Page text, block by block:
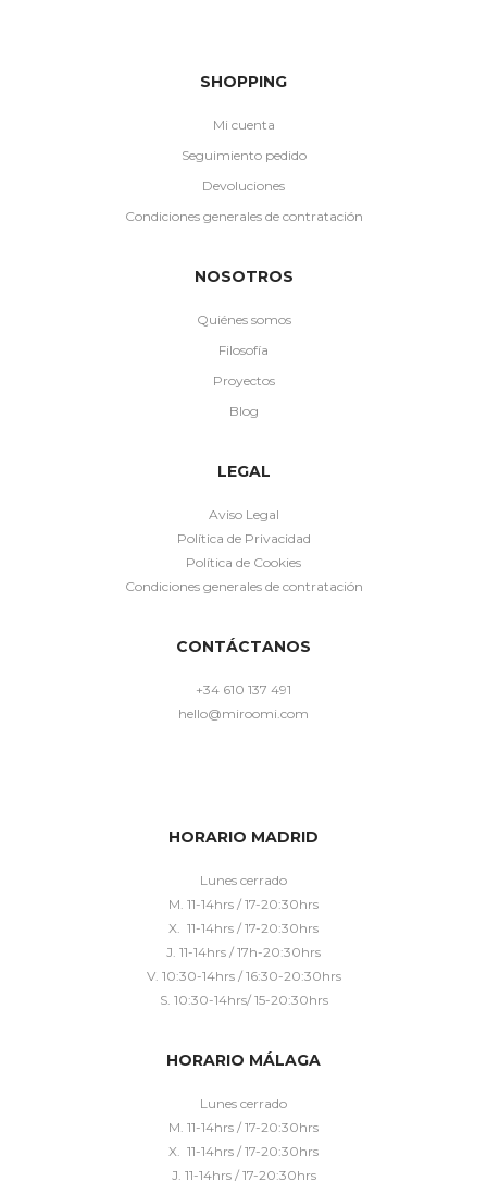
SHOPPING
Mi cuenta
Seguimiento pedido
Devoluciones
Condiciones generales de contratación
NOSOTROS
Quiénes somos
Filosofía
Proyectos
Blog
LEGAL
Aviso Legal
Política de Privacidad
Política de Cookies
Condiciones generales de contratación
CONTÁCTANOS
+34 610 137 491
hello@miroomi.com
HORARIO MADRID
Lunes cerrado
M. 11-14hrs / 17-20:30hrs
X. 11-14hrs / 17-20:30hrs
J. 11-14hrs / 17h-20:30hrs
V. 10:30-14hrs / 16:30-20:30hrs
S. 10:30-14hrs/ 15-20:30hrs
HORARIO MÁLAGA
Lunes cerrado
M. 11-14hrs / 17-20:30hrs
X. 11-14hrs / 17-20:30hrs
J. 11-14hrs / 17-20:30hrs